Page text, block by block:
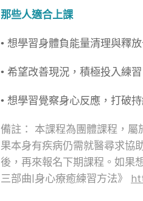
那些人適合上課
• 想學習身體負能量清理與釋
• 希望改善現況，積極投入練習
• 想學習覺察身心反應，打破
備註： 本課程為團體課程，
果本身有疾病仍需就醫尋求協
後，再來報名下期課程。如果
三部曲|身心療癒練習方法》